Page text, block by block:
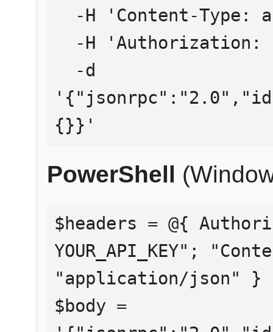
{}}'
PowerShell
$headers = @{
YOUR_API_KEY";
"application/json" }
$body =